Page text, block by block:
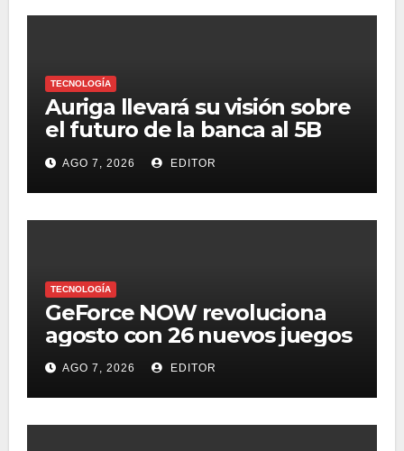
TECNOLOGÍA
Auriga llevará su visión sobre
el futuro de la banca al 5B
Digital Summit 2026
AGO 7, 2026 EDITOR
TECNOLOGÍA
GeForce NOW revoluciona
agosto con 26 nuevos juegos
AGO 7, 2026 EDITOR